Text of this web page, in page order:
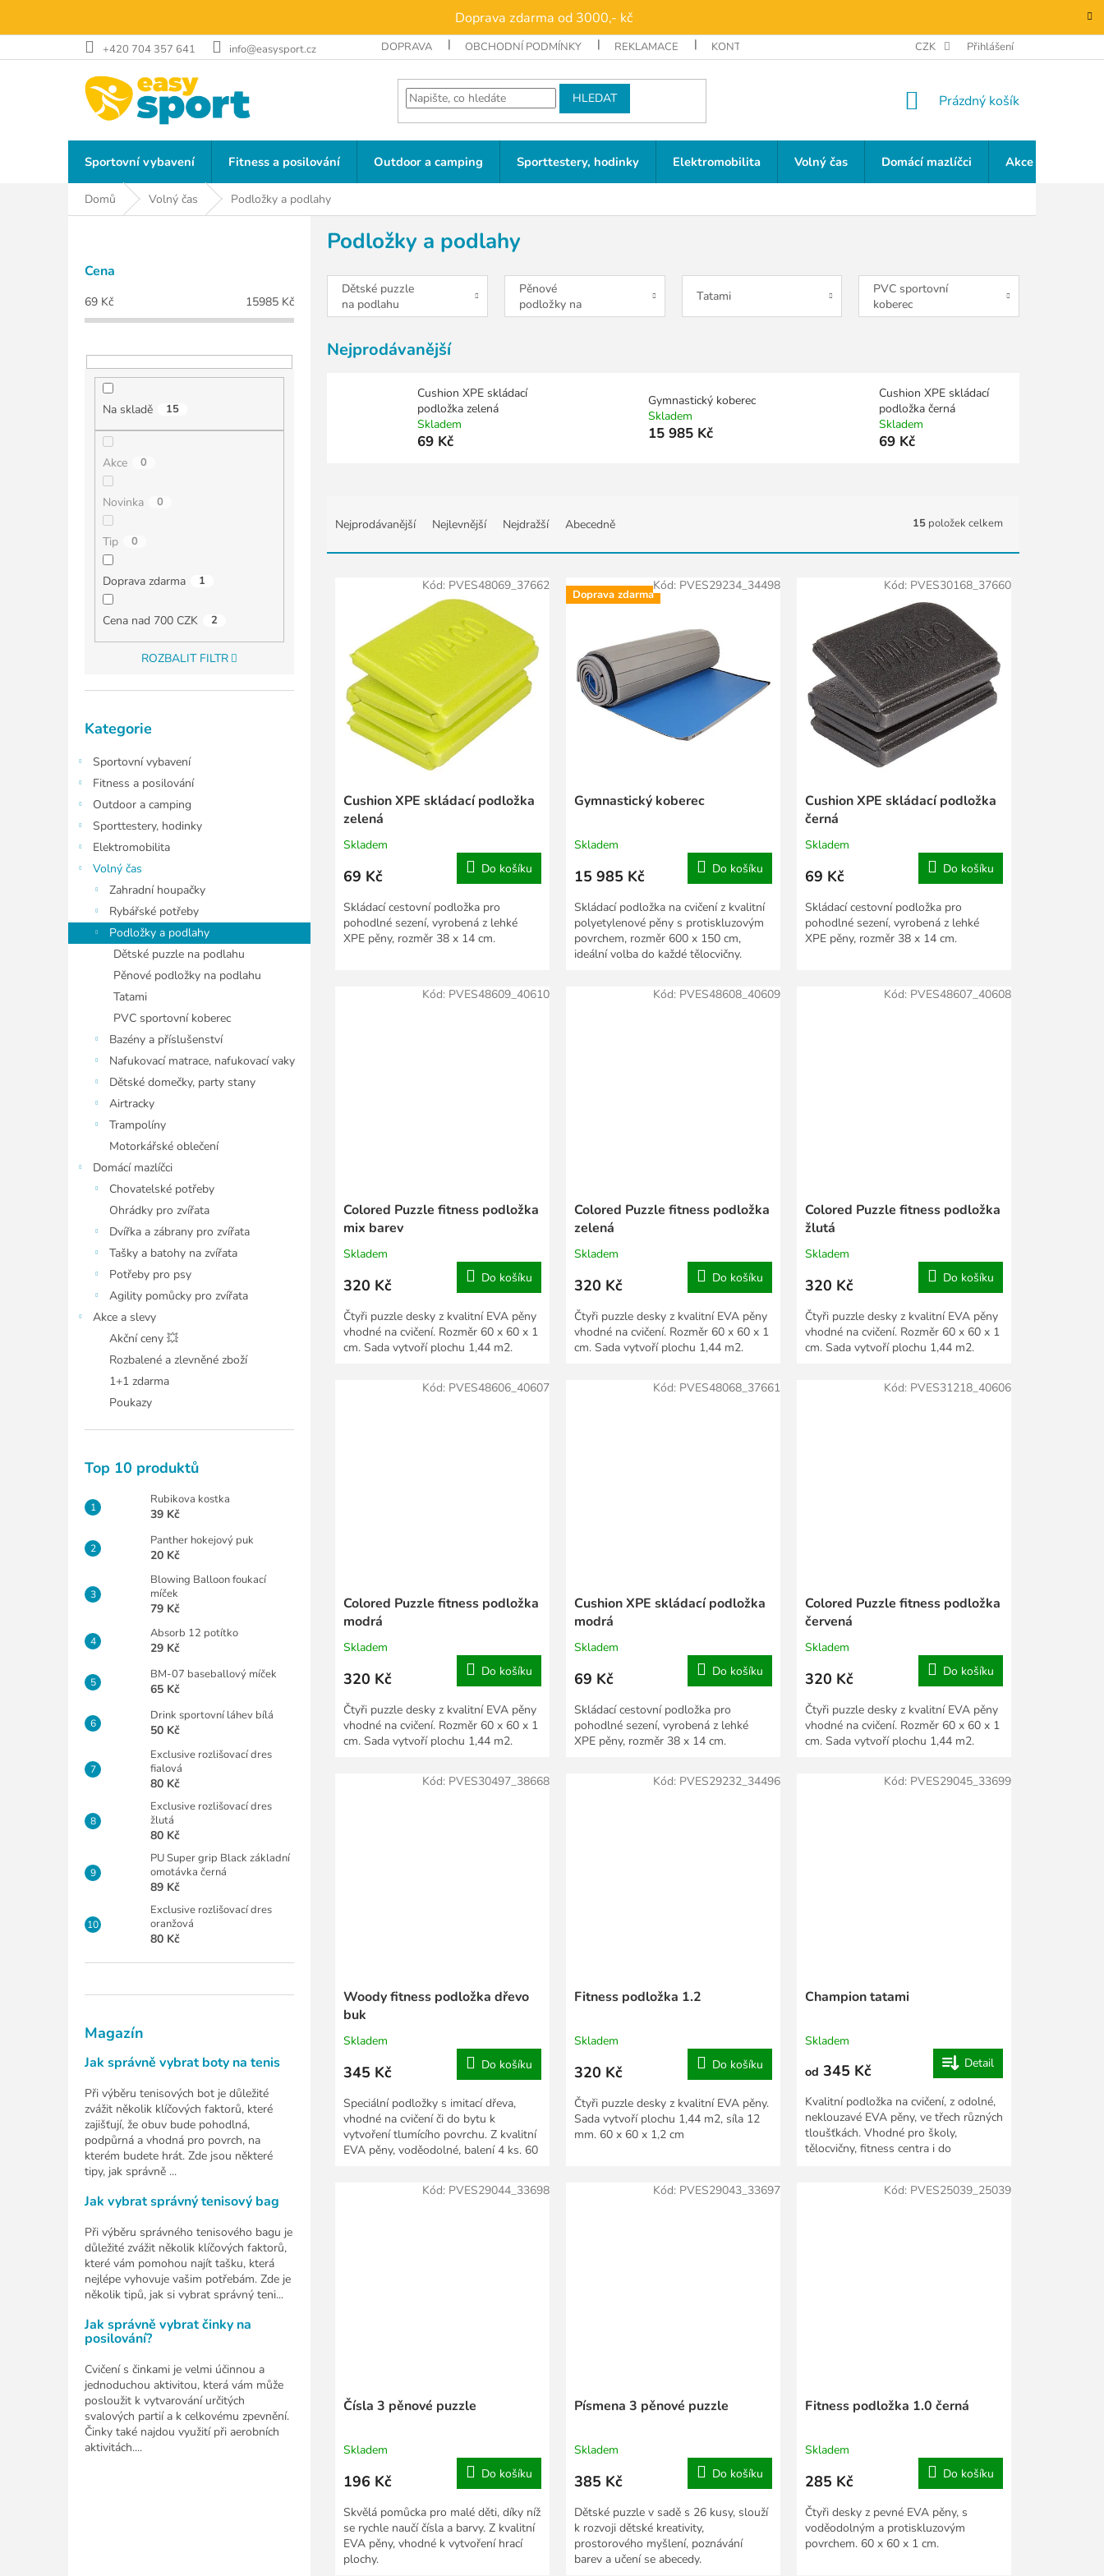
obsah
Doprava zdarma od 3000,- kč
+420 704 357 641 info@easysport.cz DOPRAVA OBCHODNÍ PODMÍNKY REKLAMACE KONTAKTY CZK Přihlášení
HLEDAT
NÁKUPNÍ
Prázdný košík
Sportovní vybavení Fitness a posilování Outdoor a camping Sporttestery, hodinky Elektromobilita Volný čas Domácí mazlíčci Akce a slevy
Domů Volný čas Podložky a podlahy
P
Cena
69 Kč 15985 Kč
Na skladě 15
Akce 0
Novinka 0
Tip 0
Doprava zdarma 1
Cena nad 700 CZK 2
ROZBALIT FILTR
kategorie
Kategorie
Sportovní vybavení
Fitness a posilování
Outdoor a camping
Sporttestery, hodinky
Elektromobilita
Volný čas
Zahradní houpačky
Rybářské potřeby
Podložky a podlahy
Dětské puzzle na podlahu
Pěnové podložky na podlahu
Tatami
PVC sportovní koberec
Bazény a příslušenství
Nafukovací matrace, nafukovací vaky
Dětské domečky, party stany
Airtracky
Trampolíny
Motorkářské oblečení
Domácí mazlíčci
Chovatelské potřeby
Ohrádky pro zvířata
Dvířka a zábrany pro zvířata
Tašky a batohy na zvířata
Potřeby pro psy
Agility pomůcky pro zvířata
Akce a slevy
Akční ceny 💥
Rozbalené a zlevněné zboží
1+1 zdarma
Poukazy
Top 10 produktů
Rubikova kostka
39 Kč
Panther hokejový puk
20 Kč
Blowing Balloon foukací
míček
79 Kč
Absorb 12 potítko
29 Kč
BM-07 baseballový míček
65 Kč
Drink sportovní láhev bílá
50 Kč
Exclusive rozlišovací dres
fialová
80 Kč
Exclusive rozlišovací dres
žlutá
80 Kč
PU Super grip Black základní
omotávka černá
89 Kč
Exclusive rozlišovací dres
oranžová
80 Kč
Magazín
Jak správně vybrat boty na tenis
Při výběru tenisových bot je důležité
zvážit několik klíčových faktorů, které
zajišťují, že obuv bude pohodlná,
podpůrná a vhodná pro povrch, na
kterém budete hrát. Zde jsou některé
tipy, jak správně ...
Jak vybrat správný tenisový bag
Při výběru správného tenisového bagu je
důležité zvážit několik klíčových faktorů,
které vám pomohou najít tašku, která
nejlépe vyhovuje vašim potřebám. Zde je
několik tipů, jak si vybrat správný teni...
Jak správně vybrat činky na
posilování?
Cvičení s činkami je velmi účinnou a
jednoduchou aktivitou, která vám může
posloužit k vytvarování určitých
svalových partií a k celkovému zpevnění.
Činky také najdou využití při aerobních
aktivitách....
Podložky a podlahy
Dětské puzzle
na podlahu
Pěnové
podložky na
podlahu
Tatami
PVC sportovní
koberec
Nejprodávanější
Cushion XPE skládací
podložka zelená
Skladem
69 Kč
Gymnastický koberec
Skladem
15 985 Kč
Cushion XPE skládací
podložka černá
Skladem
69 Kč
e
Nejprodávanější Nejlevnější Nejdražší Abecedně 15 položek celkem
Cushion XPE skládací podložka
zelená
Skladem
69 Kč Do košíku
Skládací cestovní podložka pro
pohodlné sezení, vyrobená z lehké
XPE pěny, rozměr 38 x 14 cm.
Kód: PVES48069_37662
Doprava zdarma
Gymnastický koberec
Skladem
15 985 Kč Do košíku
Skládací podložka na cvičení z kvalitní
polyetylenové pěny s protiskluzovým
povrchem, rozměr 600 x 150 cm,
ideální volba do každé tělocvičny.
Kód: PVES29234_34498
Cushion XPE skládací podložka
černá
Skladem
69 Kč Do košíku
Skládací cestovní podložka pro
pohodlné sezení, vyrobená z lehké
XPE pěny, rozměr 38 x 14 cm.
Kód: PVES30168_37660
Colored Puzzle fitness podložka
mix barev
Skladem
320 Kč Do košíku
Čtyři puzzle desky z kvalitní EVA pěny
vhodné na cvičení. Rozměr 60 x 60 x 1
cm. Sada vytvoří plochu 1,44 m2.
Kód: PVES48609_40610
Colored Puzzle fitness podložka
zelená
Skladem
320 Kč Do košíku
Čtyři puzzle desky z kvalitní EVA pěny
vhodné na cvičení. Rozměr 60 x 60 x 1
cm. Sada vytvoří plochu 1,44 m2.
Kód: PVES48608_40609
Colored Puzzle fitness podložka
žlutá
Skladem
320 Kč Do košíku
Čtyři puzzle desky z kvalitní EVA pěny
vhodné na cvičení. Rozměr 60 x 60 x 1
cm. Sada vytvoří plochu 1,44 m2.
Kód: PVES48607_40608
Colored Puzzle fitness podložka
modrá
Skladem
320 Kč Do košíku
Čtyři puzzle desky z kvalitní EVA pěny
vhodné na cvičení. Rozměr 60 x 60 x 1
cm. Sada vytvoří plochu 1,44 m2.
Kód: PVES48606_40607
Cushion XPE skládací podložka
modrá
Skladem
69 Kč Do košíku
Skládací cestovní podložka pro
pohodlné sezení, vyrobená z lehké
XPE pěny, rozměr 38 x 14 cm.
Kód: PVES48068_37661
Colored Puzzle fitness podložka
červená
Skladem
320 Kč Do košíku
Čtyři puzzle desky z kvalitní EVA pěny
vhodné na cvičení. Rozměr 60 x 60 x 1
cm. Sada vytvoří plochu 1,44 m2.
Kód: PVES31218_40606
Woody fitness podložka dřevo
buk
Skladem
345 Kč Do košíku
Speciální podložky s imitací dřeva,
vhodné na cvičení či do bytu k
vytvoření tlumícího povrchu. Z kvalitní
EVA pěny, voděodolné, balení 4 ks. 60
Kód: PVES30497_38668
Fitness podložka 1.2
Skladem
320 Kč Do košíku
Čtyři puzzle desky z kvalitní EVA pěny.
Sada vytvoří plochu 1,44 m2, síla 12
mm. 60 x 60 x 1,2 cm
Kód: PVES29232_34496
Champion tatami
Skladem
od 345 Kč Detail
Kvalitní podložka na cvičení, z odolné,
neklouzavé EVA pěny, ve třech různých
tloušťkách. Vhodné pro školy,
tělocvičny, fitness centra i do
Kód: PVES29045_33699
Čísla 3 pěnové puzzle
Skladem
196 Kč Do košíku
Skvělá pomůcka pro malé děti, díky níž
se rychle naučí čísla a barvy. Z kvalitní
EVA pěny, vhodné k vytvoření hrací
plochy.
Kód: PVES29044_33698
Písmena 3 pěnové puzzle
Skladem
385 Kč Do košíku
Dětské puzzle v sadě s 26 kusy, slouží
k rozvoji dětské kreativity,
prostorového myšlení, poznávání
barev a učení se abecedy.
Kód: PVES29043_33697
Fitness podložka 1.0 černá
Skladem
285 Kč Do košíku
Čtyři desky z pevné EVA pěny, s
voděodolným a protiskluzovým
povrchem. 60 x 60 x 1 cm.
Kód: PVES25039_25039